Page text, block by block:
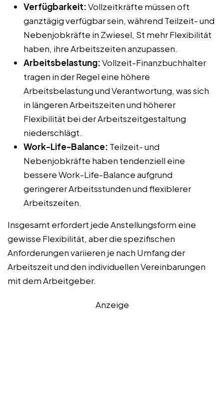
Verfügbarkeit:Vollzeitkräfte müssen oft
ganztägig verfügbar sein, während Teilzeit- und
Nebenjobkräfte in Zwiesel, St mehr Flexibilität
haben, ihre Arbeitszeiten anzupassen.
Arbeitsbelastung:Vollzeit-Finanzbuchhalter
tragen in der Regel eine höhere
Arbeitsbelastung und Verantwortung, was sich
in längeren Arbeitszeiten und höherer
Flexibilität bei der Arbeitszeitgestaltung
niederschlägt.
Work-Life-Balance: Teilzeit- und
Nebenjobkräfte haben tendenziell eine
bessere Work-Life-Balance aufgrund
geringerer Arbeitsstunden und flexiblerer
Arbeitszeiten.
Insgesamt erfordert jede Anstellungsform eine
gewisse Flexibilität, aber die spezifischen
Anforderungen variieren je nach Umfang der
Arbeitszeit und den individuellen Vereinbarungen
mit dem Arbeitgeber.
Anzeige